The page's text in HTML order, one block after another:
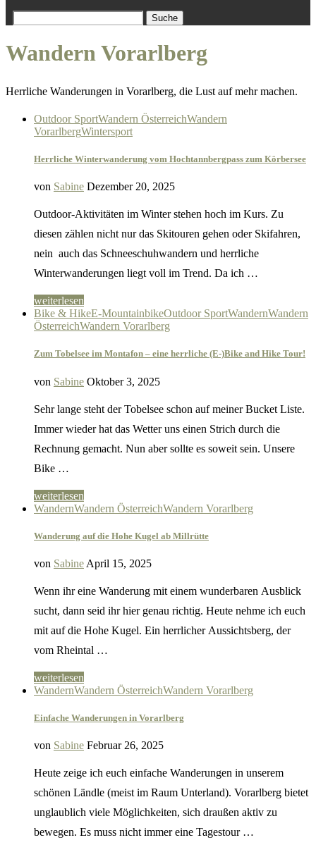
Suche
Wandern Vorarlberg
Herrliche Wanderungen in Vorarlberg, die Lust auf mehr machen.
Outdoor SportWandern ÖsterreichWandern
VorarlbergWintersport
Herrliche Winterwanderung vom Hochtannbergpass zum Körbersee
von Sabine Dezember 20, 2025
Outdoor-Aktivitäten im Winter stehen hoch im Kurs. Zu
diesen zählen nicht nur das Skitouren gehen oder Skifahren,
nein auch das Schneeschuhwandern und herrliche
Winterwanderungen liegt voll im Trend. Da ich …
weiterlesen
Bike & HikeE-MountainbikeOutdoor SportWandernWandern
ÖsterreichWandern Vorarlberg
Zum Tobelsee im Montafon – eine herrliche (E-)Bike and Hike Tour!
von Sabine Oktober 3, 2025
Sehr lange steht der Tobelsee schon auf meiner Bucket Liste.
Immer wieder hat das Wetter uns einen Strich durch die
Rechnung gemacht. Nun aber sollte es soweit sein. Unsere
Bike …
weiterlesen
WandernWandern ÖsterreichWandern Vorarlberg
Wanderung auf die Hohe Kugel ab Millrütte
von Sabine April 15, 2025
Wenn ihr eine Wanderung mit einem wunderbaren Ausblick
sucht, dann seid ihr hier genau richtig. Heute nehme ich euch
mit auf die Hohe Kugel. Ein herrlicher Aussichtsberg, der
vom Rheintal …
weiterlesen
WandernWandern ÖsterreichWandern Vorarlberg
Einfache Wanderungen in Vorarlberg
von Sabine Februar 26, 2025
Heute zeige ich euch einfache Wanderungen in unserem
schönen Ländle (meist im Raum Unterland). Vorarlberg bietet
unglaublich viele Möglichkeiten, sich draußen aktiv zu
bewegen. Es muss nicht immer eine Tagestour …